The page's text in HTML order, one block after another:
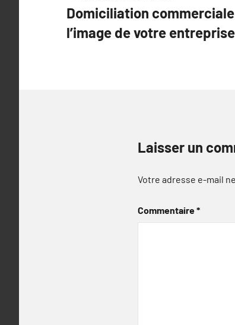
de
l’article
Domiciliation
l’image de votre
Laisser un
Votre adresse e-mail
Commentaire*